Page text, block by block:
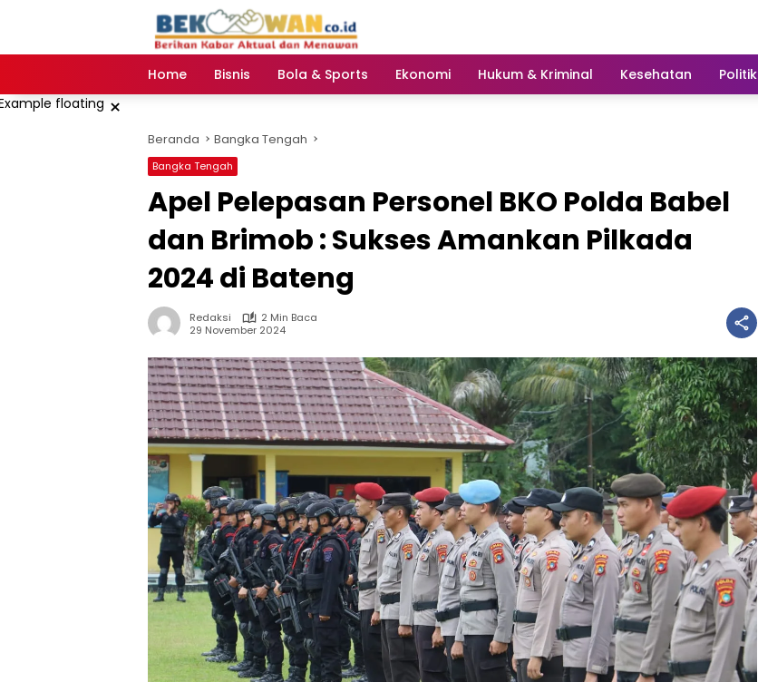
Home
Bisnis Bola & Sports Ekonomi Hukum & Kriminal Kesehatan Politik
×
Beranda Bangka Tengah
Bangka Tengah
Apel Pelepasan Personel BKO Polda Babel
dan Brimob : Sukses Amankan Pilkada
2024 di Bateng
Redaksi
2 Min Baca
29 November 2024